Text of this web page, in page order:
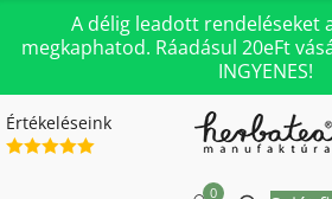
A délig leadott rendeléseket
megkaphatod. Ráadásul 20eFt
INGYENES!
Értékeléseink
0